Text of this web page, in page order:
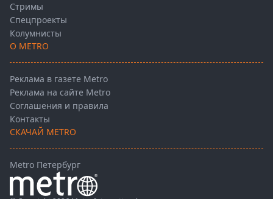
Стримы
Спецпроекты
Колумнисты
О METRO
Реклама в газете Metro
Реклама на сайте Metro
Соглашения и правила
Контакты
СКАЧАЙ METRO
Metro Петербург